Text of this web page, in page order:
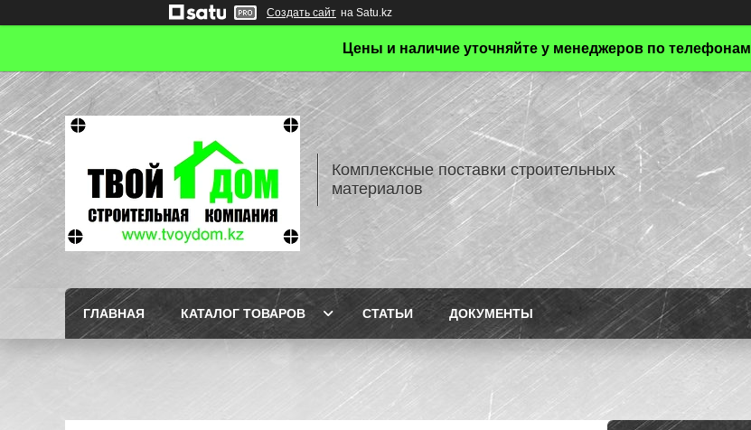
Создать сайт на Satu.kz
Цены и наличие уточняйте у менеджеров по телефонам
Комплексные поставки строительных
материалов
ГЛАВНАЯ КАТАЛОГ ТОВАРОВ СТАТЬИ ДОКУМЕНТЫ